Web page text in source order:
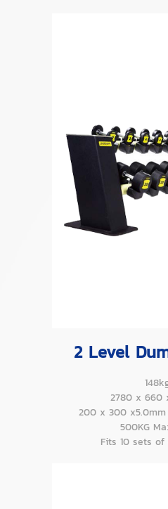
2 Level
2780 x 660
200 x 300 x5.0mm
500KG
Fits 10 sets